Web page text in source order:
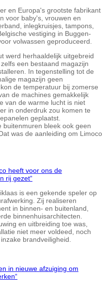
en Europa's grootste fabrikant
voor baby's, vrouwen en
inlegkruisjes, tampons,
vestiging in Buggen-
volwassen geproduceerd.
werd herhaaldelijk uitgebreid
een bestaand magazijn
In tegenstelling tot de
magazijn geen
de temperatuur bij zomerse
de machines gemakkelijk
van de warme lucht is niet
in onderdruk zou komen te
geplaatst.
buitenmuren bleek ook geen
was de aanleiding om Limoco
heeft voor ons de
rij gezet“
is een gekende speler op
Zij realiseren
in binnen- en buitenland,
binnenhuisarchitecten.
en uitbreiding toe was,
niet meer voldeed, noch
brandveiligheid.
in nieuwe afzuiging om